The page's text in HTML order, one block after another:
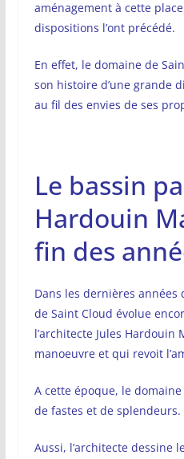
aménagement à cette
dispositions l’ont précédé.
En effet, le domaine de
son histoire d’une grande
au fil des envies de ses
Le bassin
Hardouin
fin des
Dans les dernières années
de Saint Cloud évolue
l’architecte Jules Hardouin
manoeuvre et qui revoit
A cette époque, le
de fastes et de splendeurs.
Aussi, l’architecte dessine